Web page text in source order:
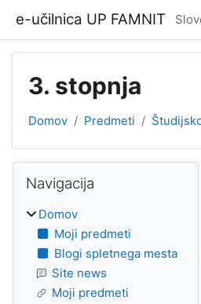
e-učilnica UP FAMNIT
3. stopnja
Domov Predmeti
Bloki
Navigacija
Domov
Moji predmeti
Blogi spletnega mesta
Site news
Moji predmeti